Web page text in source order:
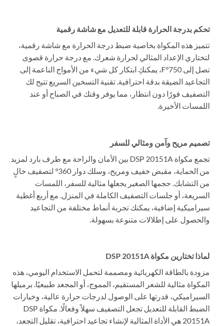
تحكم بدرجة الحرارة قابلة للتعديل مع شاشة رقمية
تتميز هذه المكواة بخاصية ضبط درجة الحرارة مع شاشة رقمية،
لتختاري الإعداد المثالي لحرارة شعرك. مع درجة حرارة قصوى
تصل إلى 750°F، يمكنكِ ابتكار كل شيء من الأمواج الناعمة إلى
التجاعيد الضيقة بدقة احترافية. تقنية التسخين السريع تتيح لك
التصفيف فورًا دون انتظار، مما يوفر وقتك في الصباح أو عند
اللمسات الأخيرة.
تصميم مريح وآمن ومثالي للسفر
تجمع مكواة DSP 20151A بين الأمان والراحة مع طرف بارد لمزيد
من الحماية، مقبض خفيف ومريح، وسلك دوار 360° لتصفيف خالٍ
من التشابك. حجمها الصغير يجعلها مثالية للسفر، اللمسات
السريعة، أو جلسات التصفيف الكاملة في المنزل. مع أربع أغطية
سيراميكية إضافية، يمكنك تجربة أنماط مختلفة من التجاعيد
والحصول على إطلالات متنوعة بسهولة.
لماذا تختارين مكواة DSP 20151A
مزودة بالطاقة الكهربائية ومصممة لتحمل الاستخدام اليومي، هذه
المكواة مثالية للشعر المستقيم، المموج، أو المجعد طبيعيًا. برميلها
السيراميكي، قدرتها على الوصول لدرجات حرارة عالية، وخيارات
الضبط القابلة للتعديل تجعل التصفيف سهلاً وفعالًا. مكواة DSP
20151A هي الأداة المثالية لإنشاء تجاعيد احترافية، تقليل التجعد،